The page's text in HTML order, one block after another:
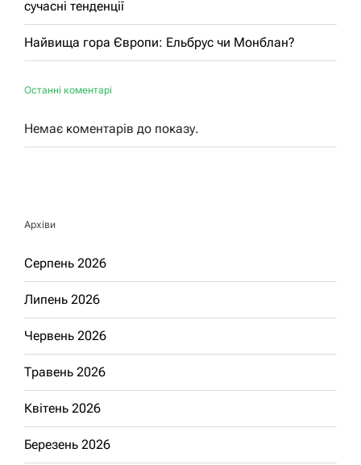
сучасні тенденції
Найвища гора Європи: Ельбрус чи Монблан?
Останні коментарі
Немає коментарів до показу.
Архіви
Серпень 2026
Липень 2026
Червень 2026
Травень 2026
Квітень 2026
Березень 2026